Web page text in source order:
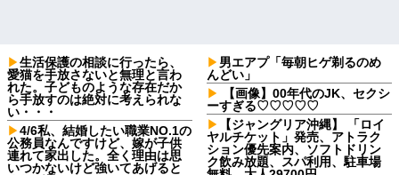
生活保護の相談に行ったら、
愛猫を手放さないと無理と言わ
れた。子どものような存在だか
ら手放すのは絶対に考えられな
い・・・
4/6私、結婚したい職業NO.1の
公務員なんですけど、嫁が子供
連れて家出した。全く理由は思
いつかないけど強いてあげると
男エアプ「毎朝ヒゲ剃るのめ
んどい」
【画像】00年代のJK、セクシ
ーすぎる♡♡♡♡♡
【ジャングリア沖縄】 「ロイ
ヤルチケット」発売、アトラク
ション優先案内、ソフトドリン
ク飲み放題、スパ利用、駐車場